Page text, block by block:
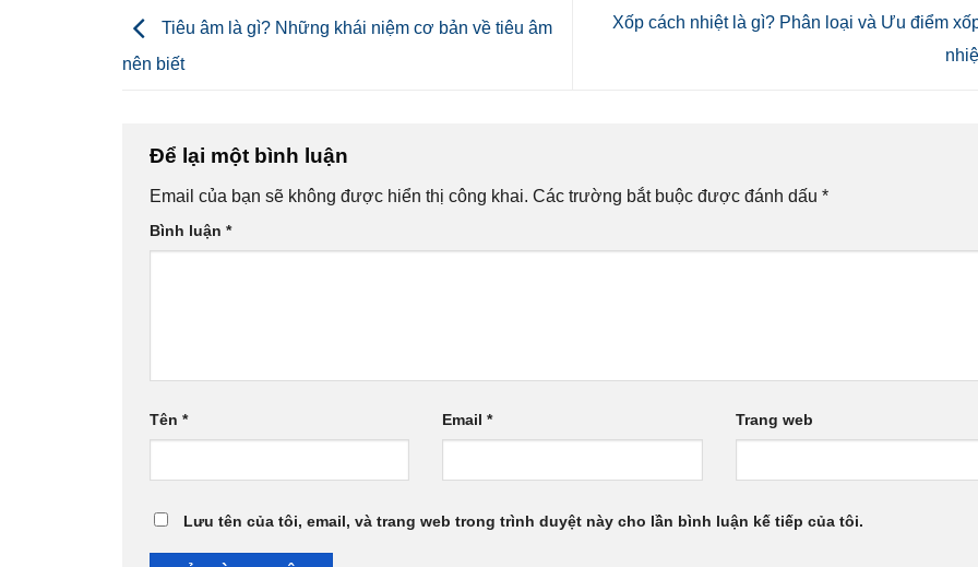
Tiêu âm là gì? Những khái niệm cơ bản về tiêu âm
nên biết
Xốp cách nhiệt là gì? Phân loại và Ưu điểm
Để lại một bình luận
Email của bạn sẽ không được hiển thị công khai. Các trường bắt buộc được đánh dấu *
Bình luận *
Tên * Email* Trang web
Lưu tên của tôi, email, và trang web trong trình duyệt này cho lần bình luận kế tiếp của tôi.